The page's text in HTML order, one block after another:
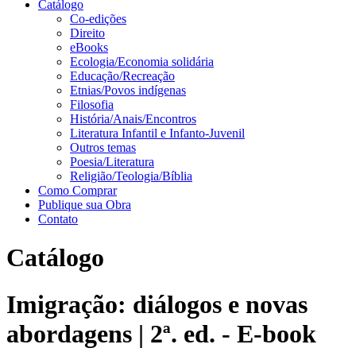
Catálogo
Co-edições
Direito
eBooks
Ecologia/Economia solidária
Educação/Recreação
Etnias/Povos indígenas
Filosofia
História/Anais/Encontros
Literatura Infantil e Infanto-Juvenil
Outros temas
Poesia/Literatura
Religião/Teologia/Bíblia
Como Comprar
Publique sua Obra
Contato
Catálogo
Imigração: diálogos e novas
abordagens | 2ª. ed. - E-book